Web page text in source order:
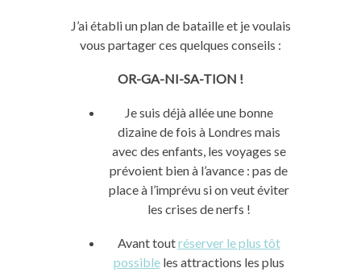
J’ai établi un plan de bataille et je voulais
vous partager ces quelques conseils :
OR-GA-NI-SA-TION !
Je suis déjà allée une bonne
dizaine de fois à Londres mais
avec des enfants, les voyages se
prévoient bien à l’avance : pas de
place à l’imprévu si on veut éviter
les crises de nerfs !
Avant toutréserver le plus tôt
possibleles attractions les plus